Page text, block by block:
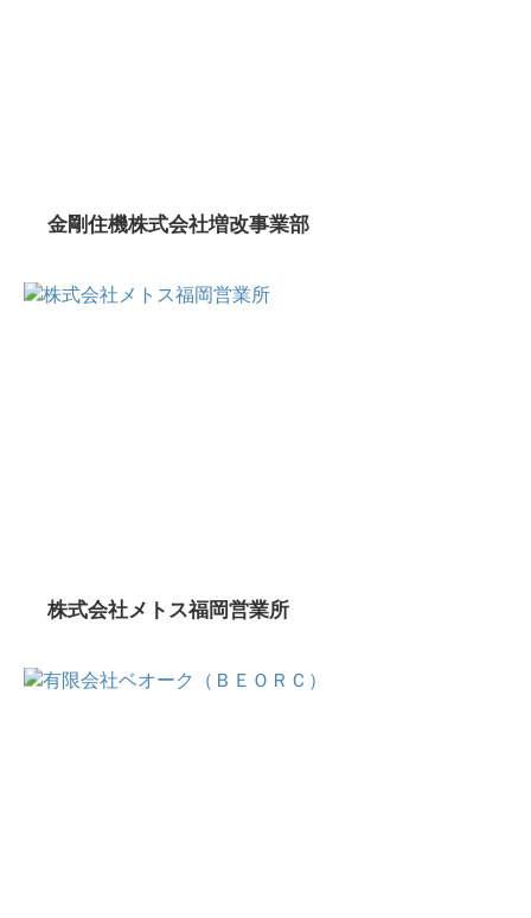
金剛住機株式会社増改事業部
株式会社メトス福岡営業所